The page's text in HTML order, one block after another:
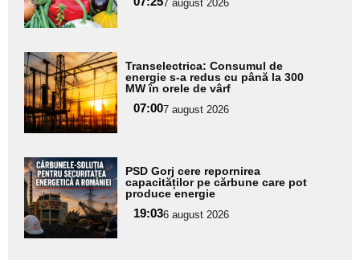
subtitlu
7 august 2026
Adaugă
aici textul
pentru
subtitlu
Transelectrica: Consumul de
energie s-a redus cu până la 300
MW în orele de vârf
07:007 august 2026
Adaugă
aici textul
pentru
subtitlu
PSD Gorj cere repornirea
capacităților pe cărbune care pot
produce energie
19:036 august 2026